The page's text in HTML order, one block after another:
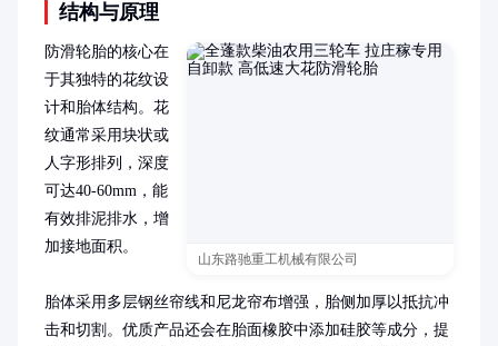
结构与原理
山东路驰重工机械有限公司
防滑轮胎的核心在
于其独特的花纹设
计和胎体结构。花
纹通常采用块状或
人字形排列，深度
可达40-60mm，能
有效排泥排水，增
加接地面积。
胎体采用多层钢丝帘线和尼龙帘布增强，胎侧加厚以抵抗冲
击和切割。优质产品还会在胎面橡胶中添加硅胶等成分，提